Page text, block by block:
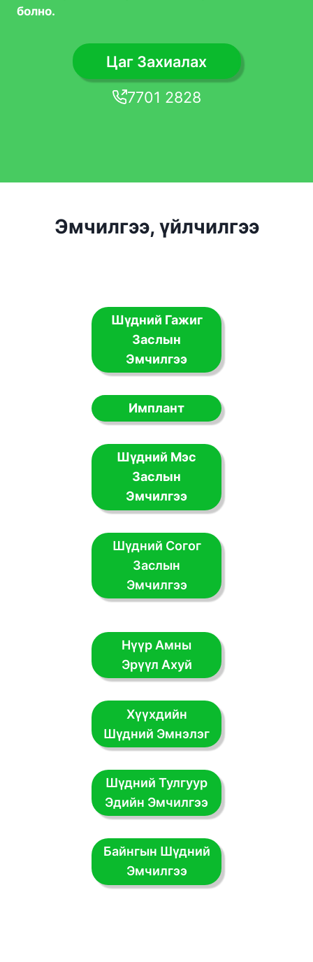
болно.
Цаг Захиалах
7701 2828
Эмчилгээ, үйлчилгээ
Шүдний Гажиг
Заслын
Эмчилгээ
Имплант
Шүдний Мэс
Заслын
Эмчилгээ
Шүдний Согог
Заслын
Эмчилгээ
Нүүр Амны
Эрүүл Ахуй
Хүүхдийн
Шүдний Эмнэлэг
Шүдний Тулгуур
Эдийн Эмчилгээ
Байнгын Шүдний
Эмчилгээ